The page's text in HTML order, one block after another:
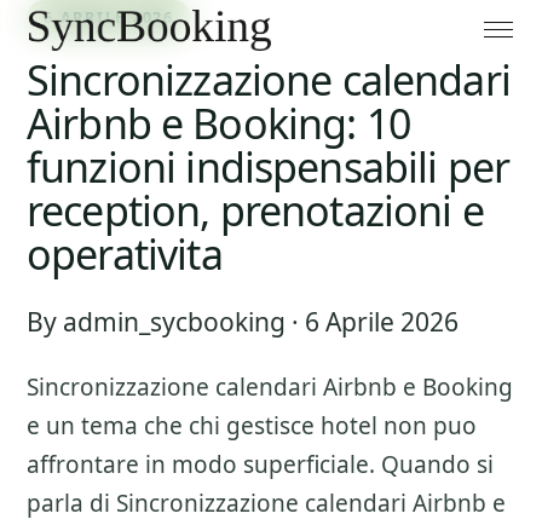
6 APRILE 2026
Sincronizzazione calendari
Airbnb e Booking: 10
funzioni indispensabili per
reception, prenotazioni e
operativita
By admin_sycbooking · 6 Aprile 2026
Sincronizzazione calendari Airbnb e Booking
e un tema che chi gestisce hotel non puo
affrontare in modo superficiale. Quando si
parla di Sincronizzazione calendari Airbnb e